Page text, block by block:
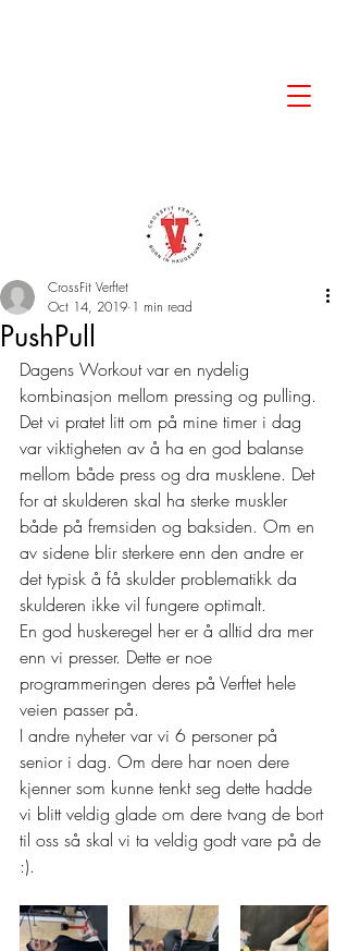
PushPull
CrossFit Verftet
Oct 14, 2019 1 min read
Dagens Workout var en nydelig
kombinasjon mellom pressing og pulling.
Det vi pratet litt om på mine timer i dag
var viktigheten av å ha en god balanse
mellom både press og dra musklene. Det
for at skulderen skal ha sterke muskler
både på fremsiden og baksiden. Om en
av sidene blir sterkere enn den andre er
det typisk å få skulder problematikk da
skulderen ikke vil fungere optimalt.
En god huskeregel her er å alltid dra mer
enn vi presser. Dette er noe
programmeringen deres på Verftet hele
veien passer på.
I andre nyheter var vi 6 personer på
senior i dag. Om dere har noen dere
kjenner som kunne tenkt seg dette hadde
vi blitt veldig glade om dere tvang de bort
til oss så skal vi ta veldig godt vare på de
:).